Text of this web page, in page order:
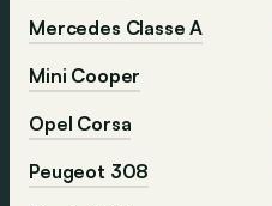
Mercedes Classe A
Mini Cooper
Opel Corsa
Peugeot 308